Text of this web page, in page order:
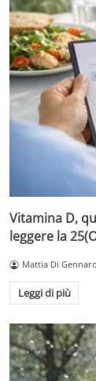
Vitamina D,
leggere la
Mattia Di Gennaro
Leggi di più